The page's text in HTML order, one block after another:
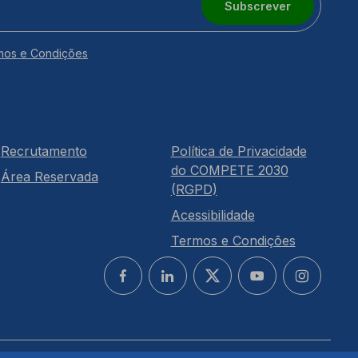
Subscrever
e Condições
Recrutamento
Área Reservada
Política de Privacidade
do COMPETE 2030
(RGPD)
Acessibilidade
Termos e Condições